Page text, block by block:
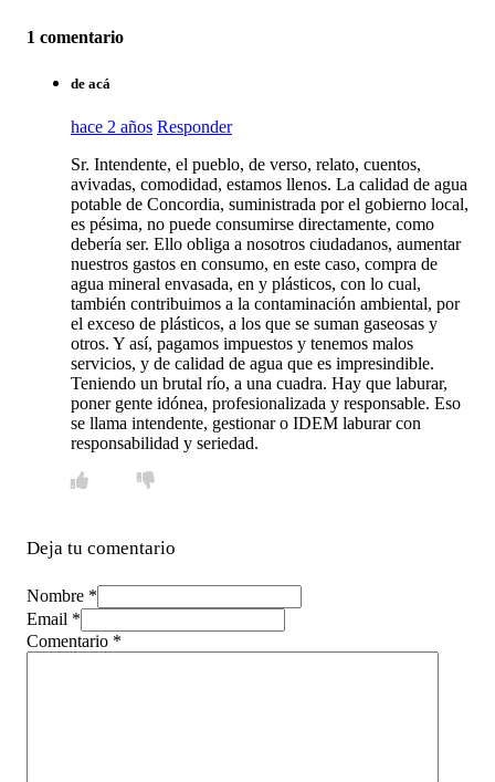
1 comentario
de acá
hace 2 años Responder
Sr. Intendente, el pueblo, de verso, relato, cuentos,
avivadas, comodidad, estamos llenos. La calidad de agua
potable de Concordia, suministrada por el gobierno local,
es pésima, no puede consumirse directamente, como
debería ser. Ello obliga a nosotros ciudadanos, aumentar
nuestros gastos en consumo, en este caso, compra de
agua mineral envasada, en y plásticos, con lo cual,
también contribuimos a la contaminación ambiental, por
el exceso de plásticos, a los que se suman gaseosas y
otros. Y así, pagamos impuestos y tenemos malos
servicios, y de calidad de agua que es impresindible.
Teniendo un brutal río, a una cuadra. Hay que laburar,
poner gente idónea, profesionalizada y responsable. Eso
se llama intendente, gestionar o IDEM laburar con
responsabilidad y seriedad.
Deja tu comentario
Nombre *
Email *
Comentario *